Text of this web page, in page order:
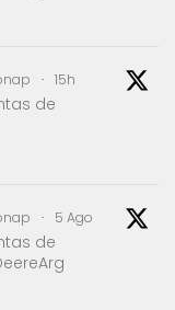
· 15h
de
· 5 Ago
de